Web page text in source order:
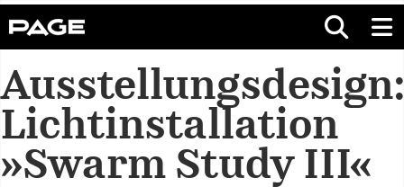
Ausstellungsdesign:
Lichtinstallation
»Swarm Study III«